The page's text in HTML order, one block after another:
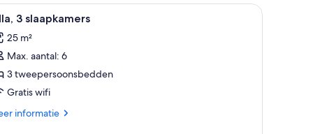
twee bedlampjes en uitzicht op het omliggende landschap door
Een slaapkamer met een hemelbed, een
8 3 slaapkamers
25 m²
Max. aantal: 6
3 tweepersoonsbedden
Gratis wifi
informatie